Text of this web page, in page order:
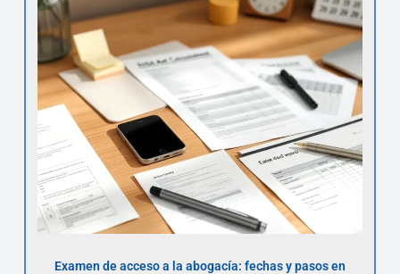
Examen de acceso a la abogacía: fechas y pasos en